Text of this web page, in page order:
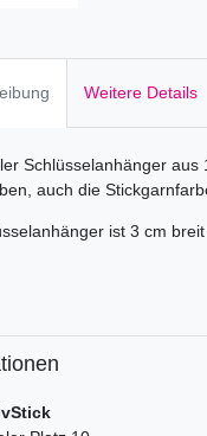
Weitere Details
Schlüsselanhänger
auch die
ist 3 cm